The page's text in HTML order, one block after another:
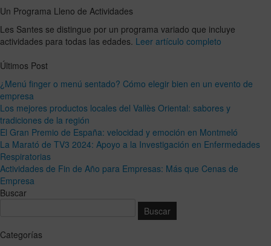
Un Programa Lleno de Actividades
Les Santes se distingue por un programa variado que incluye
actividades para todas las edades. Leer artículo completo
Últimos Post
¿Menú finger o menú sentado? Cómo elegir bien en un evento de
empresa
Los mejores productos locales del Vallès Oriental: sabores y
tradiciones de la región
El Gran Premio de España: velocidad y emoción en Montmeló
La Marató de TV3 2024: Apoyo a la Investigación en Enfermedades
Respiratorias
Actividades de Fin de Año para Empresas: Más que Cenas de
Empresa
Buscar
Categorías